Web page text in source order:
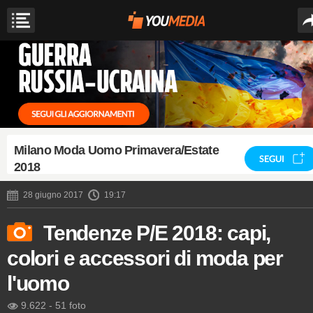
Milano Moda Uomo Primavera/Estate
2018
SEGUI
28 giugno 2017 19:17
Tendenze P/E 2018: capi,
colori e accessori di moda per
l'uomo
9.622 - 51 foto